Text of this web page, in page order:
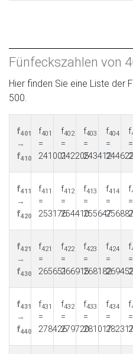
Fünfeckszahlen von
Hier finden Sie eine Liste der
500.
f401
→
f410
f401
=
241001
f402
=
242205
f403
=
243412
f404
=
f
=
f411
→
f420
f411
=
253176
f412
=
254410
f413
=
255647
f414
=
f
=
f421
→
f430
f421
=
265651
f422
=
266915
f423
=
268182
f424
=
f
=
f431
→
f440
f431
=
278426
f432
=
279720
f433
=
281017
f434
=
f
=